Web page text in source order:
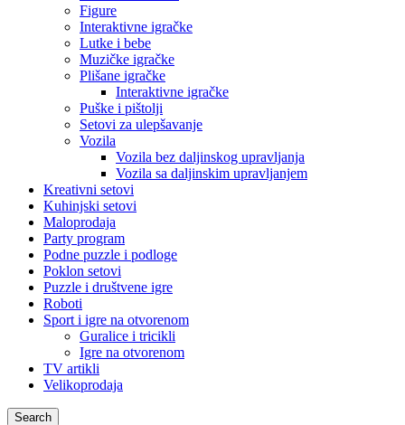
Figure
Interaktivne igračke
Lutke i bebe
Muzičke igračke
Plišane igračke
Interaktivne igračke
Puške i pištolji
Setovi za ulepšavanje
Vozila
Vozila bez daljinskog upravljanja
Vozila sa daljinskim upravljanjem
Kreativni setovi
Kuhinjski setovi
Maloprodaja
Party program
Podne puzzle i podloge
Poklon setovi
Puzzle i društvene igre
Roboti
Sport i igre na otvorenom
Guralice i tricikli
Igre na otvorenom
TV artikli
Velikoprodaja
Search